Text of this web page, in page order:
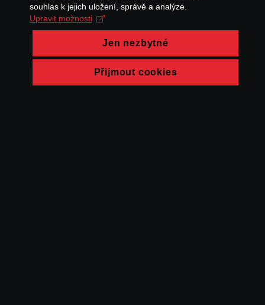
souhlas k jejich uložení, správě a analýze.
Upravit možnosti
Jen nezbytné
Přijmout cookies